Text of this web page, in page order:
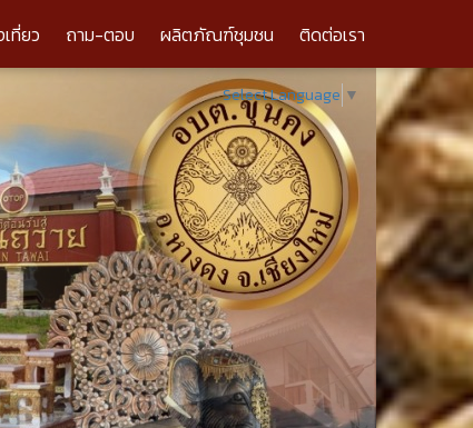
ที่ยว ถาม-ตอบ ผลิตภัณฑ์ชุมชน ติดต่อเรา
Select Language ▼